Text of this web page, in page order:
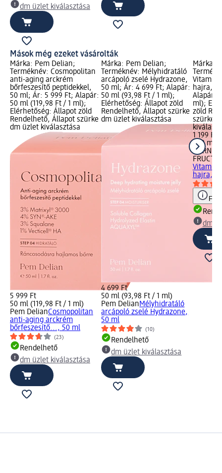
dm üzlet kiválasztása
Mások még ezeket vásárolták
Márka: Pem Delian;
Terméknév: Cosmopolitan
anti-aging arckrém
bőrfeszesítő peptidekkel,
50 ml; Ár: 5 999 Ft; Alapár:
50 ml (119,98 Ft / 1 ml);
Elérhetőség: Állapot zöld
Rendelhető, Állapot szürke
dm üzlet kiválasztása
5 999 Ft
50 ml (119,98 Ft / 1 ml)
Pem DelianCosmopolitan
anti-aging arckrém
bőrfeszesítő..., 50 ml
(23)
Rendelhető
dm üzlet kiválasztása
Márka: Pem Delian;
Terméknév: Mélyhidratáló
arcápoló zselé Hydrazone,
50 ml; Ár: 4 699 Ft; Alapár:
50 ml (93,98 Ft / 1 ml);
Elérhetőség: Állapot zöld
Rendelhető, Állapot szürke
dm üzlet kiválasztása
4 699 Ft
50 ml (93,98 Ft / 1 ml)
Pem DelianMélyhidratáló
arcápoló zselé Hydrazone,
50 ml
(10)
Rendelhető
dm üzlet kiválasztása
Márka:
Vitamin
hajra,
Alapár:
ml);
zöld
szürke
1 199 Ft
200 ml
GARNIER
FRUCTIS
Vitamin
hajra,
dm